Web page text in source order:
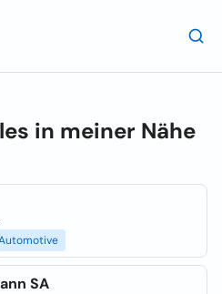
in meiner Nähe
SA